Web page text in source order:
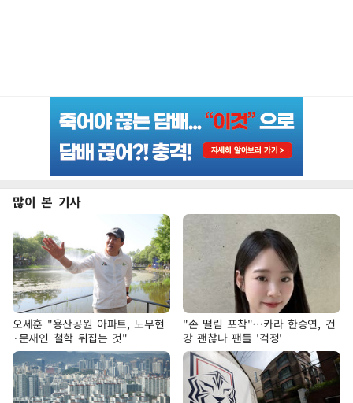
많이 본 기사
오세훈 "용산공원 아파트, 노무현
·문재인 철학 뒤집는 것"
"손 떨림 포착"…카라 한승연, 건
강 괜찮나 팬들 '걱정'